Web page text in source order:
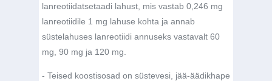
lanreotiidatsetaadi lahust, mis vastab 0,246 mg
lanreotiidile 1 mg lahuse kohta ja annab
süstelahuses lanreotiidi annuseks vastavalt 60
mg, 90 mg ja 120 mg.
- Teised koostisosad on süstevesi, jää-äädikhape